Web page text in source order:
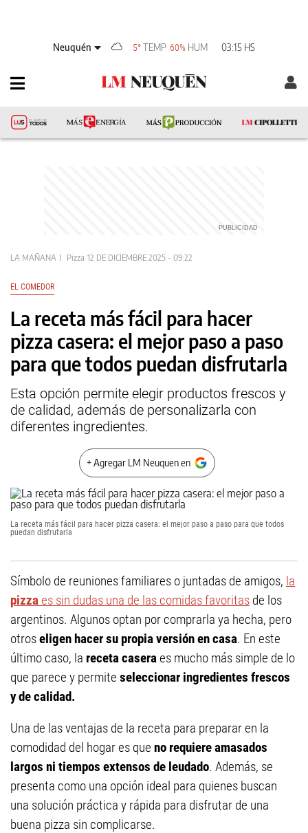
Neuquén 5°TEMP 60% HUM 03:15 HS
LA MAÑANA Pizza 12 DE DICIEMBRE 2025 - 09:22
EL COMEDOR
La receta más fácil para hacer
pizza casera: el mejor paso a paso
para que todos puedan disfrutarla
Esta opción permite elegir productos frescos y
de calidad, además de personalizarla con
diferentes ingredientes.
+ Agregar LM Neuquen en
La receta más fácil para hacer pizza casera: el mejor paso a paso para que todos
puedan disfrutarla
Símbolo de reuniones familiares o juntadas de amigos, la
pizza es sin dudas una de las comidas favoritas de los
argentinos. Algunos optan por comprarla ya hecha, pero
otroseligen hacer su propia versión en casa. En este
último caso, la receta caseraes mucho más simple de lo
que parece y permite seleccionar ingredientes frescos
y de calidad.
Una de las ventajas de la receta para preparar en la
comodidad del hogar es que no requiere amasados
largos ni tiempos extensos de leudado. Además, se
presenta como una opción ideal para quienes buscan
una solución práctica y rápida para disfrutar de una
buena pizza sin complicarse.